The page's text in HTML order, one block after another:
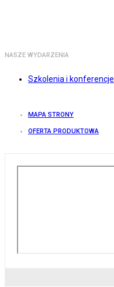
NASZE WYDARZENIA
Szkolenia i konferencje
MAPA STRONY
OFERTA PRODUKTOWA